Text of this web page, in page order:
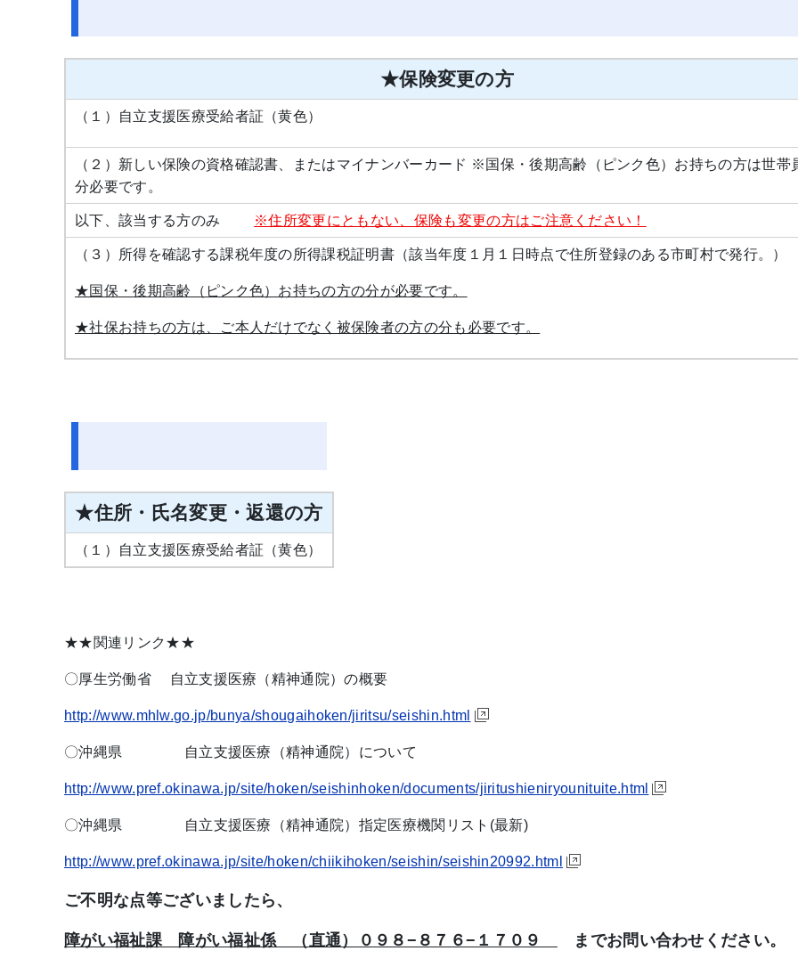
★保険変更の方
（１）自立支援医療受給者証（黄色）
（２）新しい保険の資格確認書、またはマイナンバーカード ※国保・後期高齢（ピンク色）お持ちの方は世帯
分必要です。
以下、該当する方のみ ※住所変更にともない、保険も変更の方はご注意ください！
（３）所得を確認する課税年度の所得課税証明書（該当年度１月１日時点で住所登録のある市町村で発行。）
★国保・後期高齢（ピンク色）お持ちの方の分が必要です。
★社保お持ちの方は、ご本人だけでなく被保険者の方の分も必要です。
★住所・氏名変更・返還の方
（１）自立支援医療受給者証（黄色）
★★関連リンク★★
〇厚生労働省 自立支援医療（精神通院）の概要
http://www.mhlw.go.jp/bunya/shougaihoken/jiritsu/seishin.html
〇沖縄県 自立支援医療（精神通院）について
http://www.pref.okinawa.jp/site/hoken/seishinhoken/documents/jiritushieniryounituite.html
〇沖縄県 自立支援医療（精神通院）指定医療機関リスト(最新)
http://www.pref.okinawa.jp/site/hoken/chiikihoken/seishin/seishin20992.html
ご不明な点等ございましたら、
障がい福祉課 障がい福祉係 （直通）０９８−８７６−１７０９ までお問い合わせください。